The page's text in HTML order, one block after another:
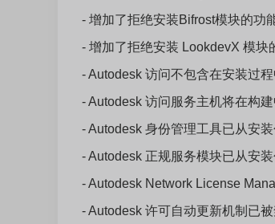
- 增加了拒绝安装Bifrost模块的功能
- 增加了拒绝安装 LookdevX 模块
- Autodesk 访问不包含在安装过
- Autodesk 访问服务主机将在构
- Autodesk 身份管理工具已从安装
- Autodesk 正规服务模块已从安装
- Autodesk Network License
- Autodesk 许可自动更新机制已被